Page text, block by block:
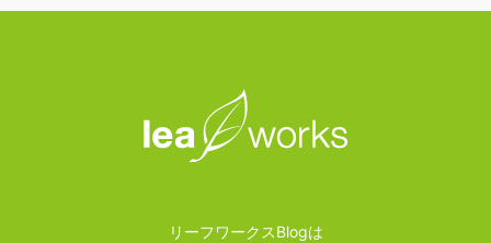
リーフワークスBlogは